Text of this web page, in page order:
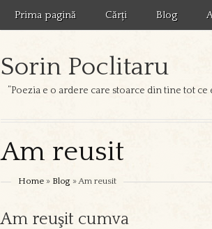
Prima pagină Cărți Blog
Sorin Poclitaru
”Poezia e o ardere care stoarce din tine tot ce
Am reusit
Home » Blog » Am reusit
Am reuşit cumva